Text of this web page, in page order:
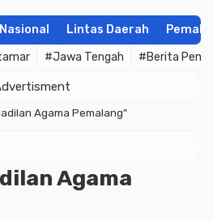
Nasional Lintas Daerah
#Jawa Tengah #Berita
Agama Pemalang"
Agama